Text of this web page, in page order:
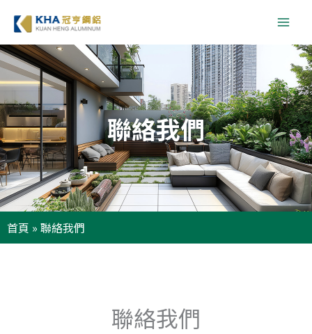
主
要
內
容
聯絡我們
首頁 » 聯絡我們
聯絡我們